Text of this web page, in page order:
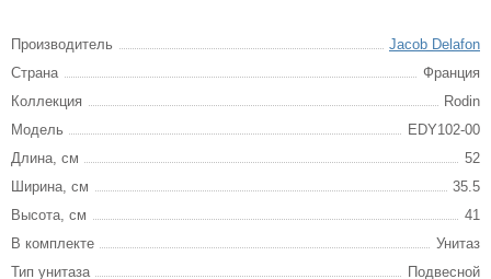
Производитель
Jacob Delafon
Страна
Франция
Коллекция
Rodin
Модель
EDY102-00
Длина, см
52
Ширина, см
35.5
Высота, см
41
В комплекте
Унитаз
Тип унитаза
Подвесной